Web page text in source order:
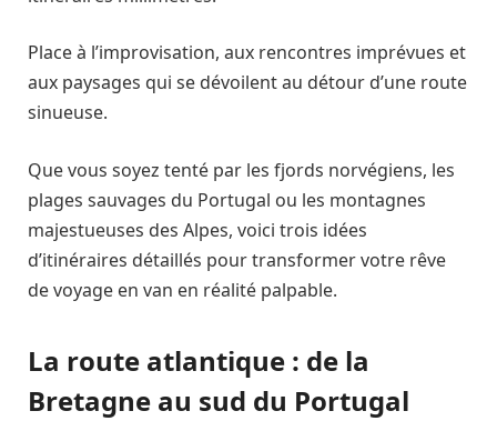
Place à l’improvisation, aux rencontres imprévues et
aux paysages qui se dévoilent au détour d’une route
sinueuse.
Que vous soyez tenté par les fjords norvégiens, les
plages sauvages du Portugal ou les montagnes
majestueuses des Alpes, voici trois idées
d’itinéraires détaillés pour transformer votre rêve
de voyage en van en réalité palpable.
La route atlantique : de la
Bretagne au sud du Portugal